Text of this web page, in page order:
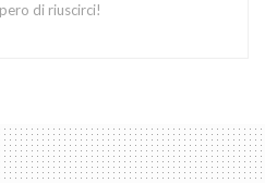
di riuscirci!